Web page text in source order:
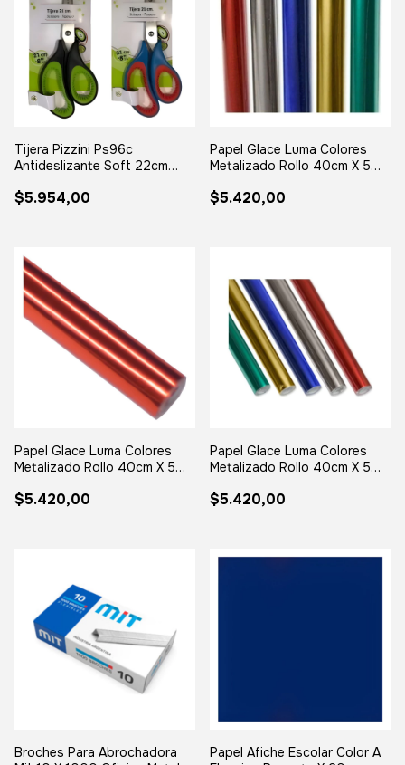
Tijera Pizzini Ps96c
Antideslizante Soft 22cm
$5.954,00
Papel Glace Luma Colores
Metalizado Rollo 40cm X 5
$5.420,00
Papel Glace Luma Colores
Metalizado Rollo 40cm X 5
$5.420,00
Papel Glace Luma Colores
Metalizado Rollo 40cm X 5
$5.420,00
Broches Para Abrochadora
Papel Afiche Escolar Color A